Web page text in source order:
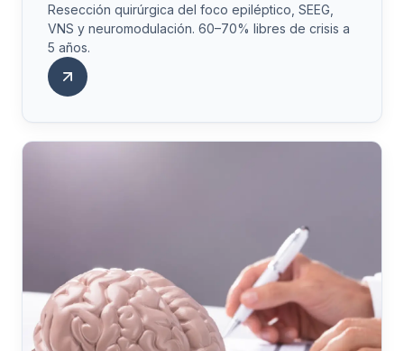
Resección quirúrgica del foco epiléptico, SEEG,
VNS y neuromodulación. 60–70% libres de crisis a
5 años.